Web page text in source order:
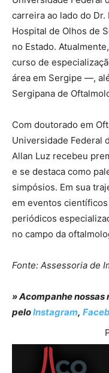
carreira ao lado do
Hospital de Olhos de
no Estado.
curso de
área em Sergipe —,
Sergipana de
Com doutorado em
Universidade Federal
Allan Luz recebeu
e se destaca como
simpósios. Em sua
em eventos
periódicos
no campo da
Fonte: Assessoria de
» Acompanhe nossas
peloInstagram,